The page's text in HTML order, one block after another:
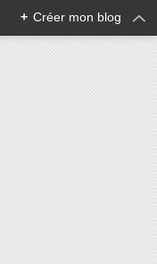
+ Créer mon blog